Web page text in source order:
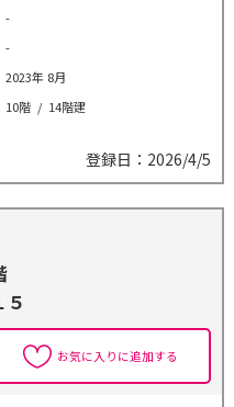
-
-
2023年 8月
10階 / 14階建
登録日：2026/4/5
お気に入りに追加する